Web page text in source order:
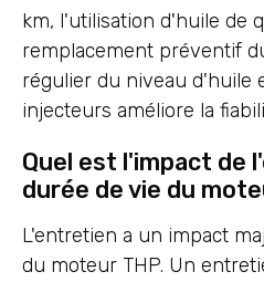
km, l'utilisation d'huile de
remplacement préventif
régulier du niveau d'huile
injecteurs améliore la
Quel est l'impact de
durée de vie du
L'entretien a un impact
du moteur THP. Un